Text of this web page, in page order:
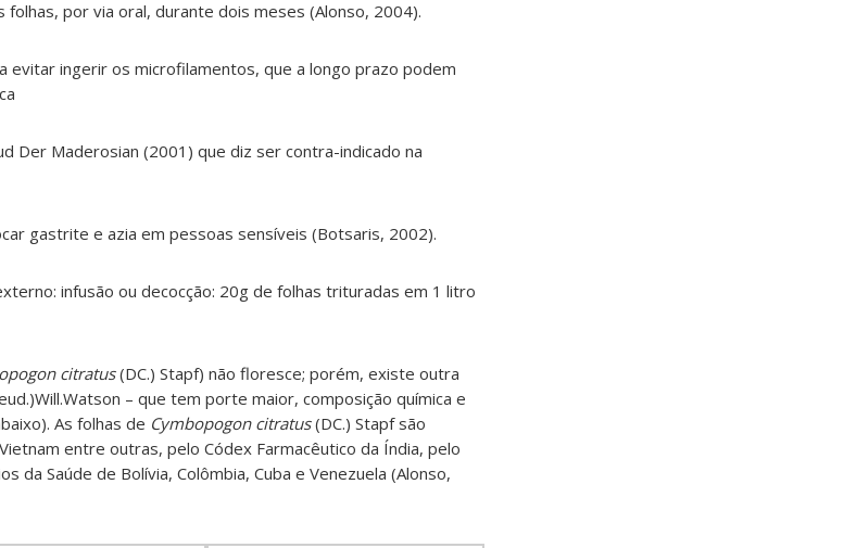
por via oral, durante dois meses (Alonso, 2004).
ingerir os microfilamentos, que a longo prazo podem
Der Maderosian (2001) que diz ser contra-indicado na
gastrite e azia em pessoas sensíveis (Botsaris, 2002).
infusão ou decocção: 20g de folhas trituradas em 1 litro
citratus(DC.) Stapf) não floresce; porém, existe outra
– que tem porte maior, composição química e
As folhas de Cymbopogon citratus(DC.) Stapf são
entre outras, pelo Códex Farmacêutico da Índia, pelo
da Saúde de Bolívia, Colômbia, Cuba e Venezuela (Alonso,